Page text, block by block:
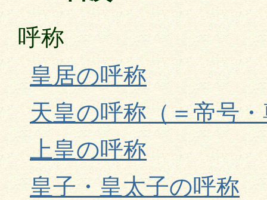
呼称
皇居の呼称
天皇の呼称（＝帝号
上皇の呼称
皇子・皇太子の呼称